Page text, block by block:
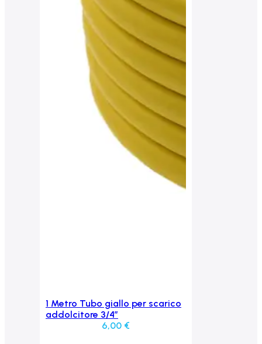
Aggiungi al carrello
1 Metro Tubo giallo per scarico
addolcitore 3/4”
6,00 €